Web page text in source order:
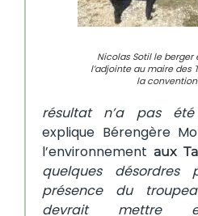
Nicolas Sotil le berger
l’adjointe au maire des
la
résultat n’a pas
explique Bérengère
l’environnement aux
quelques désordres
présence du
devrait mettre